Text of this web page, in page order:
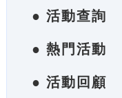
● 活動查詢
● 熱門活動
● 活動回顧